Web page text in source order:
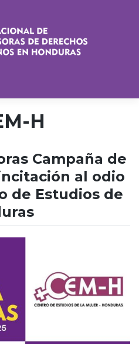
H
Campaña de
al odio
de Estudios de